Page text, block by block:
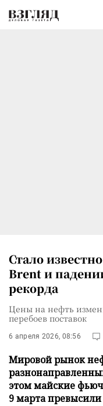
Стало
Brent и
рекорда
Цены на нефть
перебоев поставок
6 апреля 2026, 08:56
Мировой рынок
этом майские
9 марта превысили